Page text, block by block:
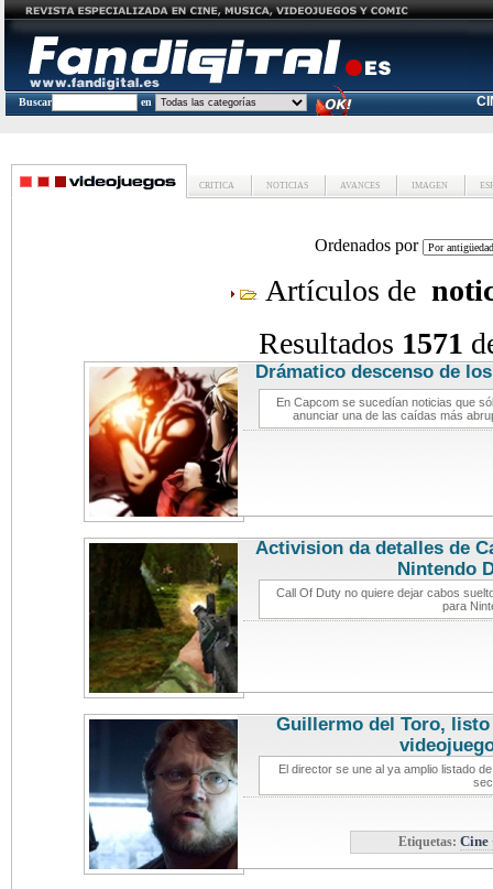
Buscar en
CRITICA NOTICIAS AVANCES IMAGEN
Ordenados por
Artículos de
Resultados 1571
Drámatico descenso de
En Capcom se sucedían noticias que
anunciar una de las caídas más
Activision da detalles de
Nintendo
Call Of Duty no quiere dejar cabos
para
Guillermo del Toro,
El director se une al ya amplio listado
Etiquetas: Cine